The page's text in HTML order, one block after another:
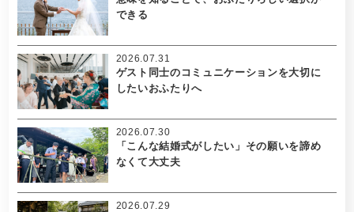
できる
ゲスト同士のコミュニケーションを大切に
したいおふたりへ
2026.07.31
「こんな結婚式がしたい」その願いを諦め
なくて大丈夫
2026.07.30
2026.07.29